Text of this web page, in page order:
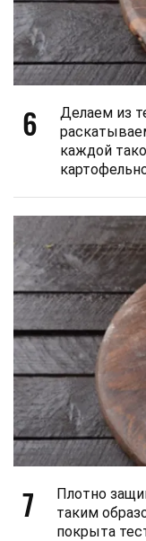
6
Делаем из
каждой
7
Плотно
таким
покрыта